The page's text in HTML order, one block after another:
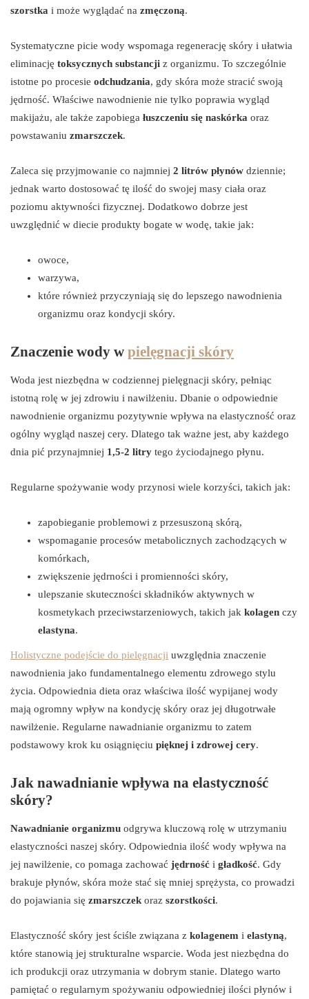
szorstka i może wyglądać na zmęczoną.
Systematyczne picie wody wspomaga regenerację skóry i ułatwia
eliminację toksycznych substancji z organizmu. To szczególnie
istotne po procesie odchudzania, gdy skóra może stracić swoją
jędrność. Właściwe nawodnienie nie tylko poprawia wygląd
makijażu, ale także zapobiega łuszczeniu się naskórka oraz
powstawaniu zmarszczek.
Zaleca się przyjmowanie co najmniej 2 litrów płynów dziennie;
jednak warto dostosować tę ilość do swojej masy ciała oraz
poziomu aktywności fizycznej. Dodatkowo dobrze jest
uwzględnić w diecie produkty bogate w wodę, takie jak:
owoce,
warzywa,
które również przyczyniają się do lepszego nawodnienia
organizmu oraz kondycji skóry.
Znaczenie wody w pielęgnacji skóry
Woda jest niezbędna w codziennej pielęgnacji skóry, pełniąc
istotną rolę w jej zdrowiu i nawilżeniu. Dbanie o odpowiednie
nawodnienie organizmu pozytywnie wpływa na elastyczność oraz
ogólny wygląd naszej cery. Dlatego tak ważne jest, aby każdego
dnia pić przynajmniej 1,5-2 litry tego życiodajnego płynu.
Regularne spożywanie wody przynosi wiele korzyści, takich jak:
zapobieganie problemowi z przesuszoną skórą,
wspomaganie procesów metabolicznych zachodzących w
komórkach,
zwiększenie jędrności i promienności skóry,
ulepszanie skuteczności składników aktywnych w
kosmetykach przeciwstarzeniowych, takich jak kolagen czy
elastyna.
Holistyczne podejście do pielęgnacji uwzględnia znaczenie
nawodnienia jako fundamentalnego elementu zdrowego stylu
życia. Odpowiednia dieta oraz właściwa ilość wypijanej wody
mają ogromny wpływ na kondycję skóry oraz jej długotrwałe
nawilżenie. Regularne nawadnianie organizmu to zatem
podstawowy krok ku osiągnięciu pięknej i zdrowej cery.
Jak nawadnianie wpływa na elastyczność
skóry?
Nawadnianie organizmu odgrywa kluczową rolę w utrzymaniu
elastyczności naszej skóry. Odpowiednia ilość wody wpływa na
jej nawilżenie, co pomaga zachować jędrność i gładkość. Gdy
brakuje płynów, skóra może stać się mniej sprężysta, co prowadzi
do pojawiania się zmarszczek oraz szorstkości.
Elastyczność skóry jest ściśle związana z kolagenem i elastyną,
które stanowią jej strukturalne wsparcie. Woda jest niezbędna do
ich produkcji oraz utrzymania w dobrym stanie. Dlatego warto
pamiętać o regularnym spożywaniu odpowiedniej ilości płynów i